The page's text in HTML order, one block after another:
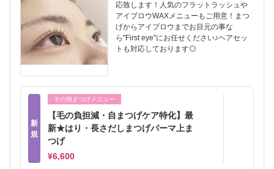
応致します！人気のフラットラッシュや
アイブロウWAXメニューもご用意！まつ
げからアイブロウまでお目元の事な
ら"First eye"にお任せください♪ヘアセッ
トも対応しております◎
新
規
その他まつげメニュー
【毛の負担減・自まつげケア特化】最
新★はり・長さだしまつげパーマ上ま
つげ
¥6,600